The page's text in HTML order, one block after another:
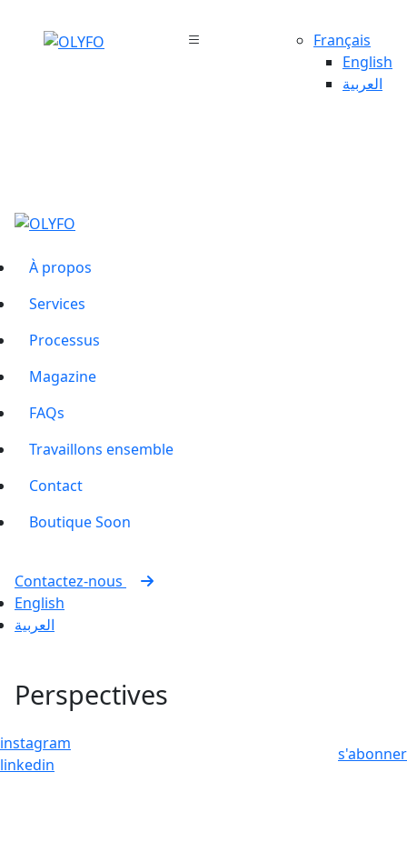
Français
English
العربية
À propos
Services
Processus
Magazine
FAQs
Travaillons ensemble
Contact
BoutiqueSoon
Contactez-nous
English
العربية
Perspectives
instagram
linkedin
s'abonner